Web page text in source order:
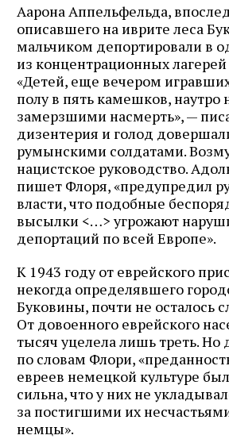
Аарона Аппельфельда,
описавшего на иврите леса
мальчиком депортировали в
из концентрационных
«Детей, еще вечером
полу в пять камешков, наутро
замерзшими насмерть», —
дизентерия и голод
румынскими солдатами.
нацистское руководство.
пишет Флоря, «предупредил
власти, что подобные
высылки <…> угрожают
депортаций по всей Европе».
К 1943 году от еврейского
некогда определявшего
Буковины, почти не осталось
От довоенного еврейского
тысяч уцелела лишь треть. Но
по словам Флори,
евреев немецкой культуре
сильна, что у них не
за постигшими их
немцы».